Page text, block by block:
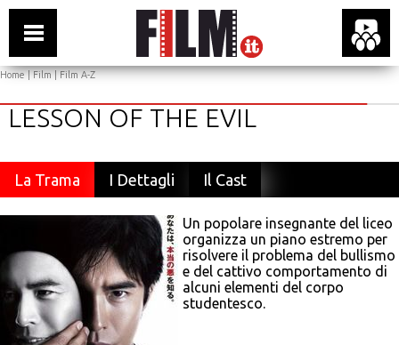
Home|Film|Film A-Z
LESSON OF THE EVIL
La Trama I Dettagli Il Cast
Un popolare insegnante del liceo
organizza un piano estremo per
risolvere il problema del bullismo
e del cattivo comportamento di
alcuni elementi del corpo
studentesco.